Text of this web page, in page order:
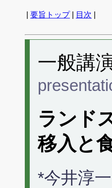
要旨トップ| 目次
一般講
ランド
移入と
*今井淳